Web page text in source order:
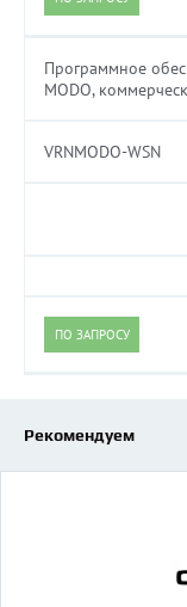
Программное
MODO,
VRNMODO-WSN
ПО ЗАПРОСУ
Рекомендуем